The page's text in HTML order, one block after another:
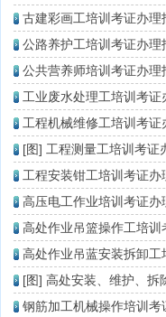
古建彩画工培训考证办理
公路养护工培训考证办理
公共营养师培训考证办理
工业废水处理工培训考证
工程机械维修工培训考证
[图] 工程测量工培训考证
工程安装钳工培训考证办
高压电工作业培训考证办
高处作业吊篮操作工培训
高处作业吊蓝安装拆卸
[图] 高处安装、维护、拆
钢筋加工机械操作培训考